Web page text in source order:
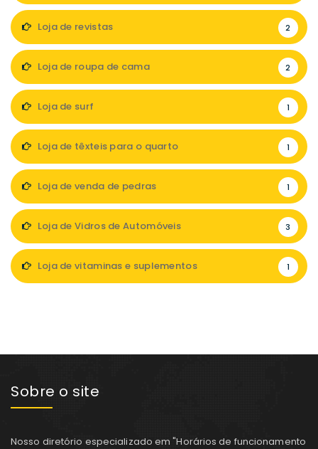
Loja de revistas 2
Loja de roupa de cama 2
Loja de surf 1
Loja de têxteis para o quarto 1
Loja de venda de pedras 1
Loja de Vidros de Automóveis 3
Loja de vitaminas e suplementos 1
Sobre o site
Nosso diretório especializado em "Horários de funcionamento